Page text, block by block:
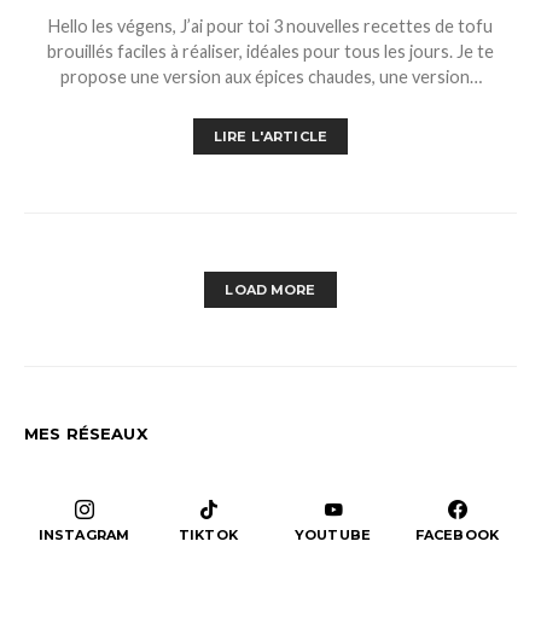
Hello les végens, J’ai pour toi 3 nouvelles recettes de tofu
brouillés faciles à réaliser, idéales pour tous les jours. Je te
propose une version aux épices chaudes, une version…
LIRE L'ARTICLE
LOAD MORE
MES RÉSEAUX
INSTAGRAM TIKTOK YOUTUBE FACEBOOK